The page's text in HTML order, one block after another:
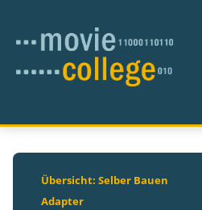
Übersicht: Selber Bauen
Adapter